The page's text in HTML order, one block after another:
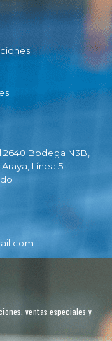
2640 Bodega N3B,
Línea 5.
ventas especiales y